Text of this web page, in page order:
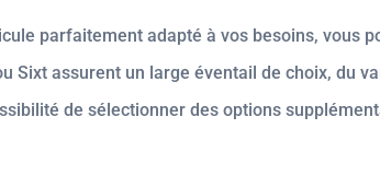
parfaitement adapté à vos besoins, vous
assurent un large éventail de choix, du
de sélectionner des options